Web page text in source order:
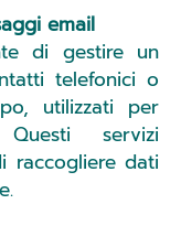
email
di gestire un
telefonici o
utilizzati per
servizi
raccogliere dati